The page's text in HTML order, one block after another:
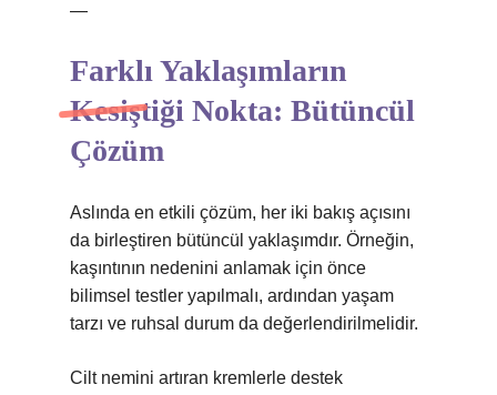
—
Farklı Yaklaşımların
Kesiştiği Nokta: Bütüncül
Çözüm
Aslında en etkili çözüm, her iki bakış açısını
da birleştiren bütüncül yaklaşımdır. Örneğin,
kaşıntının nedenini anlamak için önce
bilimsel testler yapılmalı, ardından yaşam
tarzı ve ruhsal durum da değerlendirilmelidir.
Cilt nemini artıran kremlerle destek